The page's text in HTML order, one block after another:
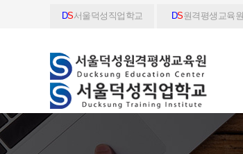
DS서울덕성직업학교 DS원격평생교육원